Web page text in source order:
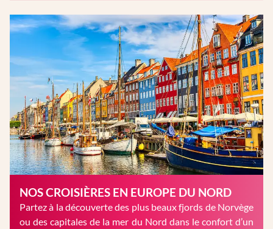
NOS CROISIÈRES EN EUROPE DU NORD
Partez à la découverte des plus beaux fjords de Norvège
ou des capitales de la mer du Nord dans le confort d’un